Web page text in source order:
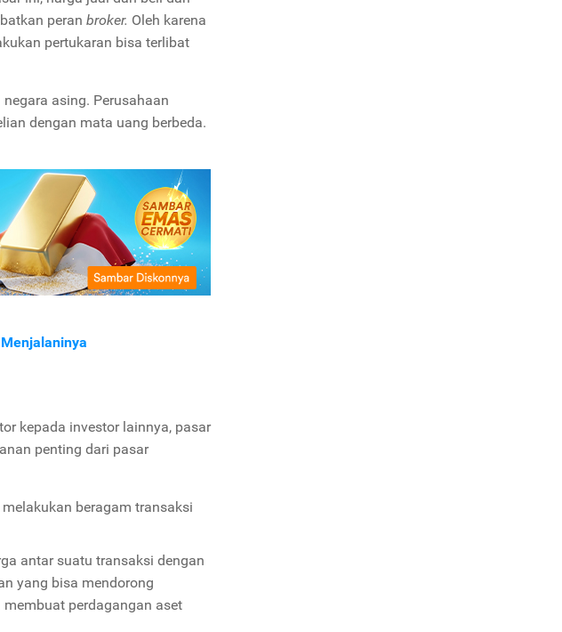
peran broker. Oleh karena
pertukaran bisa terlibat
asing. Perusahaan
dengan mata uang berbeda.
kepada investor lainnya, pasar
penting dari pasar
beragam transaksi
antar suatu transaksi dengan
yang bisa mendorong
perdagangan aset